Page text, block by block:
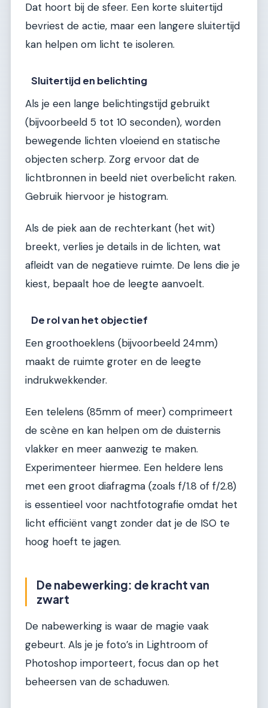
Dat hoort bij de sfeer. Een korte sluitertijd
bevriest de actie, maar een langere sluitertijd
kan helpen om licht te isoleren.
Sluitertijd en belichting
Als je een lange belichtingstijd gebruikt
(bijvoorbeeld 5 tot 10 seconden), worden
bewegende lichten vloeiend en statische
objecten scherp. Zorg ervoor dat de
lichtbronnen in beeld niet overbelicht raken.
Gebruik hiervoor je histogram.
Als de piek aan de rechterkant (het wit)
breekt, verlies je details in de lichten, wat
afleidt van de negatieve ruimte. De lens die je
kiest, bepaalt hoe de leegte aanvoelt.
De rol van het objectief
Een groothoeklens (bijvoorbeeld 24mm)
maakt de ruimte groter en de leegte
indrukwekkender.
Een telelens (85mm of meer) comprimeert
de scène en kan helpen om de duisternis
vlakker en meer aanwezig te maken.
Experimenteer hiermee. Een heldere lens
met een groot diafragma (zoals f/1.8 of f/2.8)
is essentieel voor nachtfotografie omdat het
licht efficiënt vangt zonder dat je de ISO te
hoog hoeft te jagen.
De nabewerking: de kracht van
zwart
De nabewerking is waar de magie vaak
gebeurt. Als je je foto’s in Lightroom of
Photoshop importeert, focus dan op het
beheersen van de schaduwen.